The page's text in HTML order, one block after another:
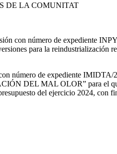
DE LA COMUNITAT
con número de expediente
para la
número de expediente
DEL MAL OLOR” para el
del ejercicio 2024,